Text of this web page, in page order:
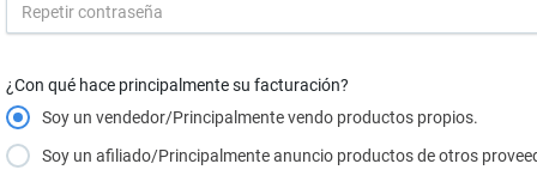
¿Con qué hace principalmente su facturación?
Soy un vendedor/Principalmente vendo productos propios.
Soy un afiliado/Principalmente anuncio productos de otros